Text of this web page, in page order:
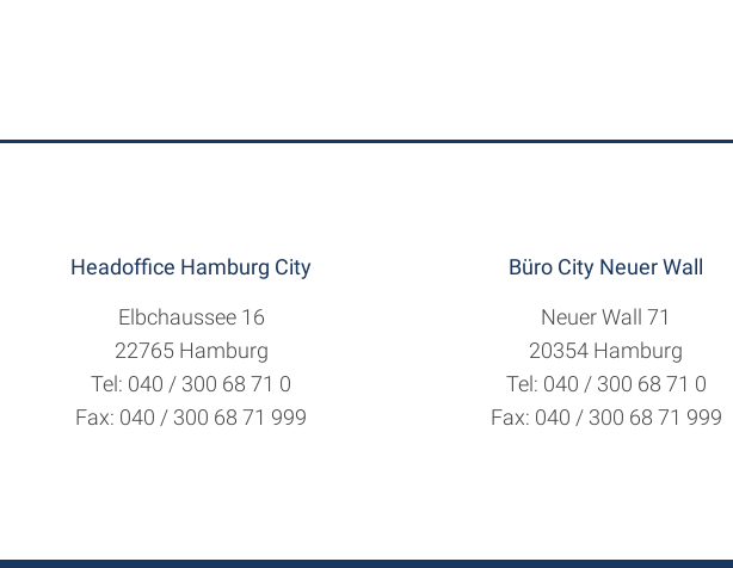
Headoffice Hamburg City
Elbchaussee 16
22765 Hamburg
Tel: 040 / 300 68 71 0
Fax: 040 / 300 68 71 999
Büro City Neuer Wall
Neuer Wall 71
20354 Hamburg
Tel: 040 / 300 68 71 0
Fax: 040 / 300 68 71 999